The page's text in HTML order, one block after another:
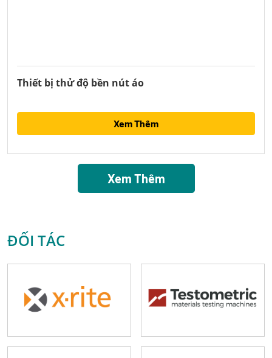
Thiết bị thử độ bền nút áo
Xem Thêm
Xem Thêm
ĐỐI TÁC